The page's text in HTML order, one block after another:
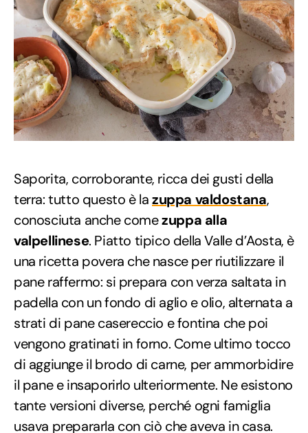
Saporita, corroborante, ricca dei gusti della
terra: tutto questo è lazuppa valdostana,
conosciuta anche comezuppa alla
valpellinese. Piatto tipico della Valle d’Aosta, è
una ricetta povera che nasce per riutilizzare il
pane raffermo: si prepara con verza saltata in
padella con un fondo di aglio e olio, alternata a
strati di pane casereccio e fontina che poi
vengono gratinati in forno. Come ultimo tocco
di aggiunge il brodo di carne, per ammorbidire
il pane e insaporirlo ulteriormente. Ne esistono
tante versioni diverse, perché ogni famiglia
usava prepararla con ciò che aveva in casa.